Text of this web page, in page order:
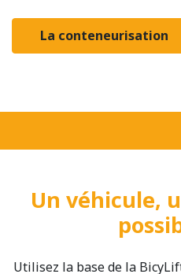
La conteneurisation
Un véhicule,
Utilisez la base de la